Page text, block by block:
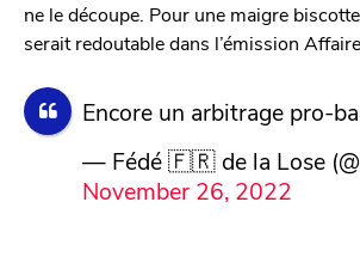
ne le découpe. Pour une maigre
serait redoutable dans l’émission
Encore un arbitrage pro-
— Fédé 🇫🇷 de la Lose
November 26, 2022